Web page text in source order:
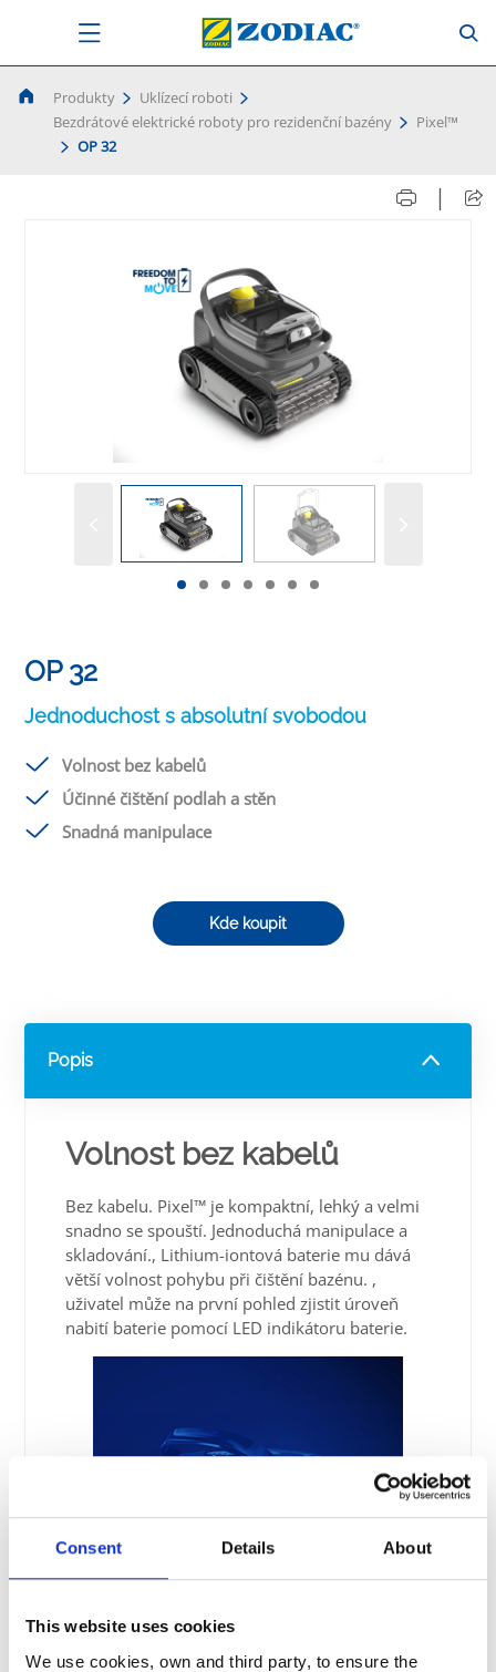
Consent Details About
This website uses cookies
We use cookies, own and third party, to ensure the
Produkty
Uklízecí roboti
Bezdrátové elektrické roboty pro rezidenční bazény
Pixel™
OP 32
|
OP 32
Jednoduchost s absolutní svobodou
Volnost bez kabelů
Účinné čištění podlah a stěn
Snadná manipulace
Kde koupit
Popis
Volnost bez kabelů
Bez kabelu. Pixel™ je kompaktní, lehký a velmi
snadno se spouští. Jednoduchá manipulace a
skladování., Lithium-iontová baterie mu dává
větší volnost pohybu při čištění bazénu. ,
uživatel může na první pohled zjistit úroveň
nabití baterie pomocí LED indikátoru baterie.